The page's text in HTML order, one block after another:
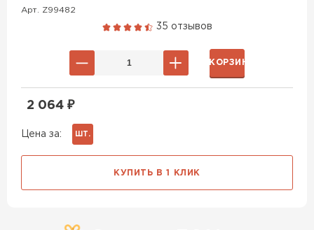
Арт. Z99482
35 отзывов
Цена за: ШТ.
2 064 ₽
В КОРЗИНУ
КУПИТЬ В 1 КЛИК